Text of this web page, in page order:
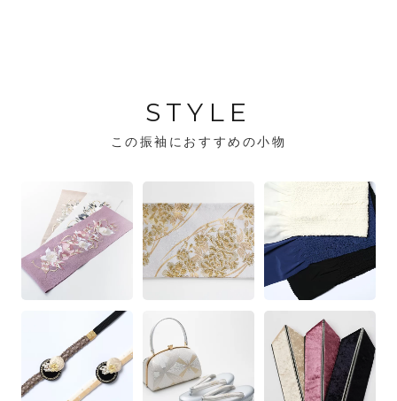
STYLE
この振袖におすすめの小物